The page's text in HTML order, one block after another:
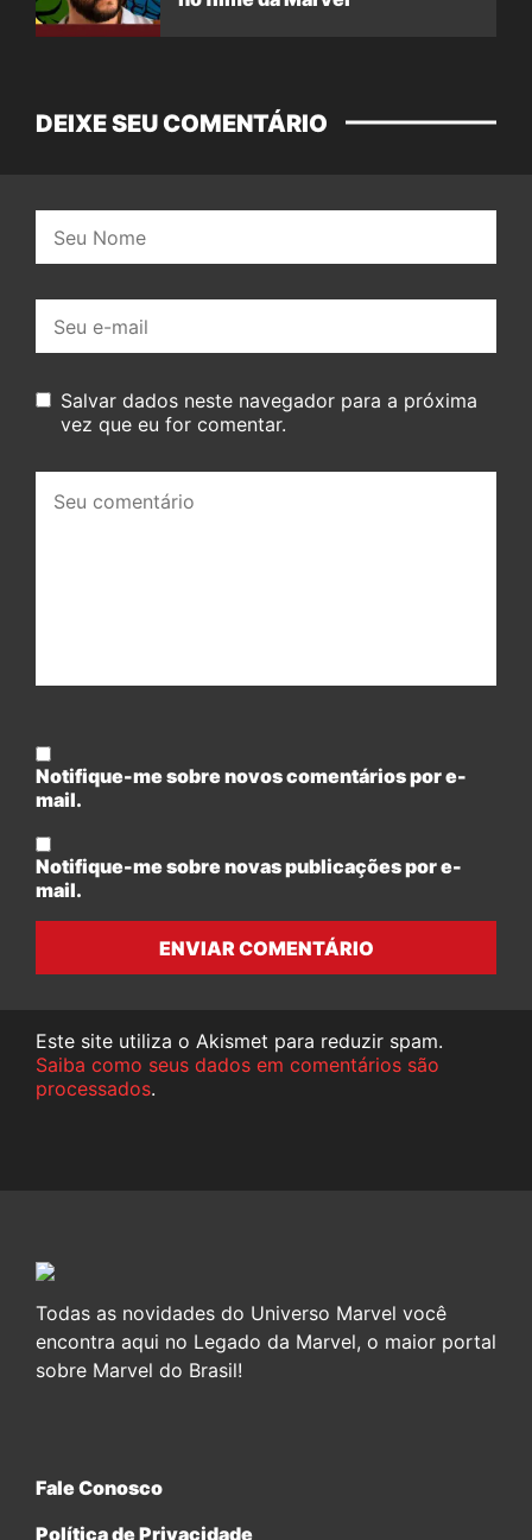
DEIXE SEU COMENTÁRIO
mail:
Salvar dados neste navegador para a próxima
vez que eu for comentar.
comentário:
Notifique-me sobre novos comentários por e-
mail.
Notifique-me sobre novas publicações por e-
mail.
ENVIAR COMENTÁRIO
Este site utiliza o Akismet para reduzir spam.
Saiba como seus dados em comentários são
processados.
Todas as novidades do Universo Marvel você
encontra aqui no Legado da Marvel, o maior portal
sobre Marvel do Brasil!
Fale Conosco
Política de Privacidade